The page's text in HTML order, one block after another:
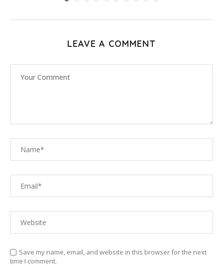
LEAVE A COMMENT
Save my name, email, and website in this browser for the next
time I comment.